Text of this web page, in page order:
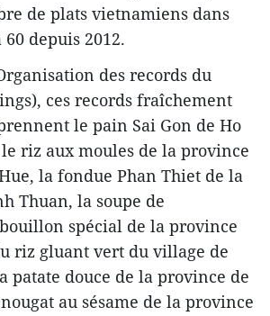
de plats vietnamiens dans
60 depuis 2012.
des records du
ces records fraîchement
le pain Sai Gon de Ho
riz aux moules de la province
la fondue Phan Thiet de la
Thuan, la soupe de
spécial de la province
riz gluant vert du village de
patate douce de la province de
au sésame de la province